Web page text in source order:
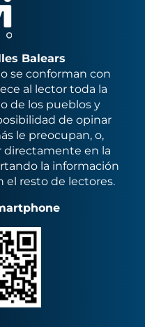
Balears
se conforman con
al lector toda la
de los pueblos y
de opinar
le preocupan, o,
directamente en la
la información
el resto de lectores.